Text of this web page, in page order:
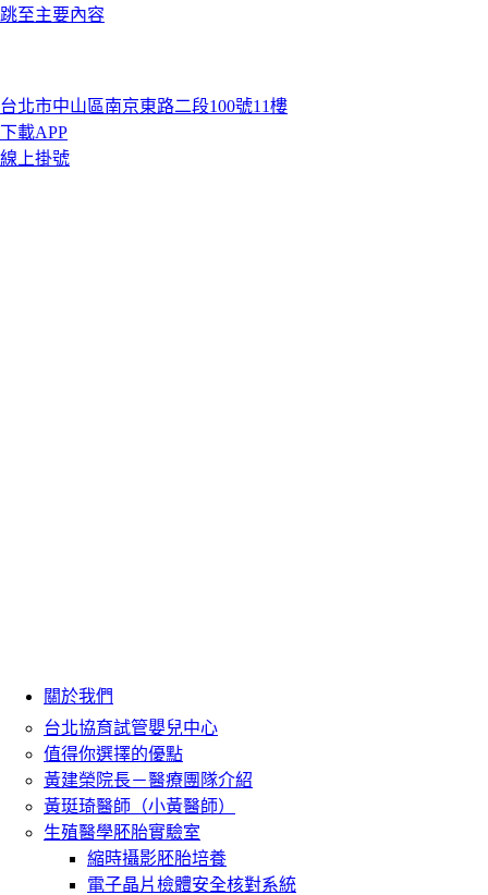
跳至主要內容
台北市中山區南京東路二段100號11樓
下載APP
線上掛號
關於我們
台北協育試管嬰兒中心
值得你選擇的優點
黃建榮院長－醫療團隊介紹
黃珽琦醫師（小黃醫師）
生殖醫學胚胎實驗室
縮時攝影胚胎培養
電子晶片檢體安全核對系統